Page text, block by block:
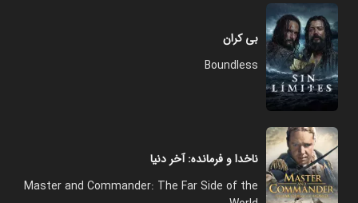
بی کران
Boundless
ناخدا و فرمانده: آخر دنیا
Master and Commander: The Far Side of the